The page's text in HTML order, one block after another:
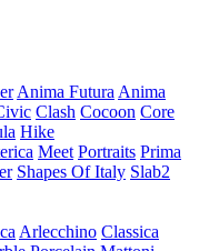
Anima Futura Anima
Clash Cocoon Core
Hike
Meet Portraits Prima
Shapes Of Italy Slab2
Arlecchino Classica